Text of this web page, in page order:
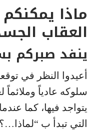
ماذا
العقاب
ينفد صبركم
أعيدوا النظر في
سلوكه عادياً وملائماً
يتواجد فيها، كما
التي تبدأ ب